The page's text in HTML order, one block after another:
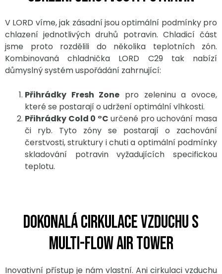
V LORD víme, jak zásadní jsou optimální podmínky pro
chlazení jednotlivých druhů potravin. Chladicí část
jsme proto rozdělili do několika teplotních zón.
Kombinovaná chladnička LORD C29 tak nabízí
důmyslný systém uspořádání zahrnující:
Přihrádky Fresh Zone pro zeleninu a ovoce,
které se postarají o udržení optimální vlhkosti.
Přihrádky Cold 0 °C určené pro uchování masa
či ryb. Tyto zóny se postarají o zachování
čerstvosti, struktury i chuti a optimální podmínky
skladování potravin vyžadujících specifickou
teplotu.
Dokonalá cirkulace vzduchu s
Multi-Flow Air Tower
Inovativní přístup je nám vlastní. Ani cirkulaci vzduchu